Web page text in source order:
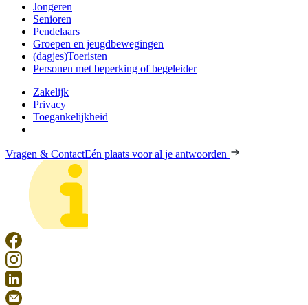
Jongeren
Senioren
Pendelaars
Groepen en jeugdbewegingen
(dagjes)Toeristen
Personen met beperking of begeleider
Zakelijk
Privacy
Toegankelijkheid
Vragen & ContactEén plaats voor al je antwoorden